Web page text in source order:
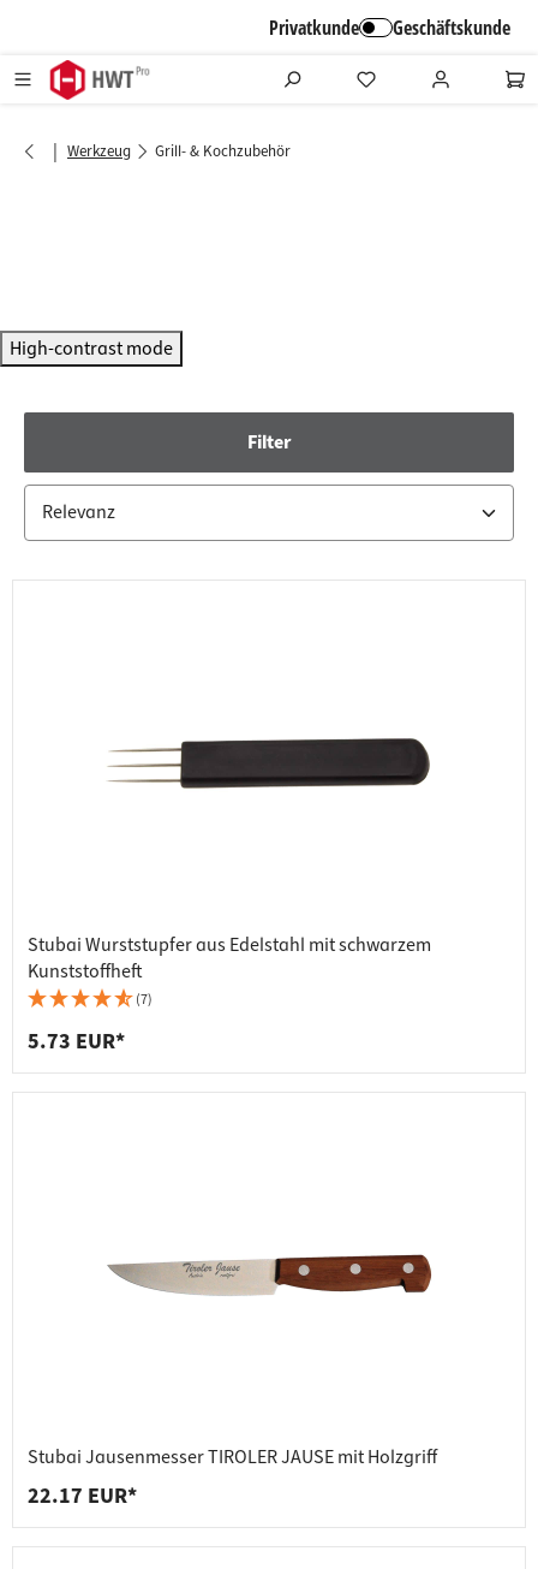
Privatkunde Geschäftskunde
| Werkzeug Grill- & Kochzubehör
High-contrast mode
Filter
Stubai Wurststupfer aus Edelstahl mit schwarzem
Kunststoffheft
(7)
5.73 EUR*
Stubai Jausenmesser TIROLER JAUSE mit Holzgriff
22.17 EUR*